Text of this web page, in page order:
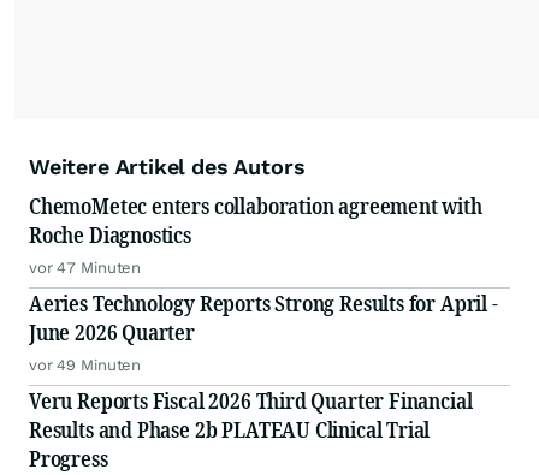
Weitere Artikel des Autors
ChemoMetec enters collaboration agreement with
Roche Diagnostics
vor 47 Minuten
Aeries Technology Reports Strong Results for April -
June 2026 Quarter
vor 49 Minuten
Veru Reports Fiscal 2026 Third Quarter Financial
Results and Phase 2b PLATEAU Clinical Trial
Progress